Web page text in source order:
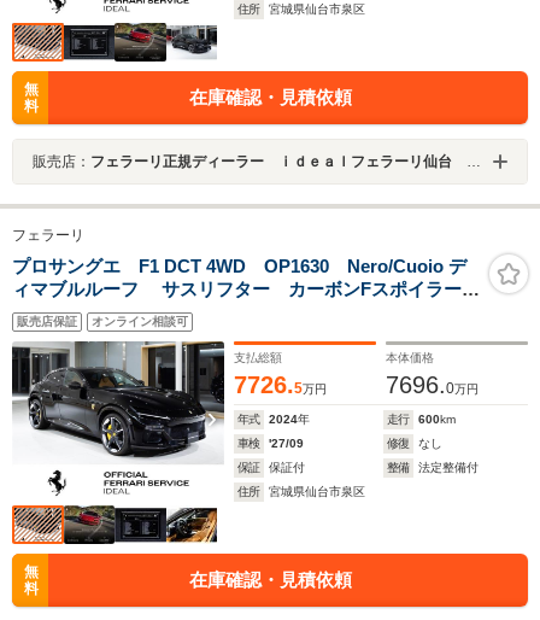
住所
宮城県仙台市泉区
無
料
在庫確認・見積依頼
販売店： フェラーリ正規ディーラー ｉｄｅａｌフェラーリ仙台 正規サービスセンター
フェラーリ
プロサングエ F1 DCT 4WD OP1630 Nero/Cuoio デ
ィマブルルーフ サスリフター カーボンFスポイラー/
リアデフューサー/アウターシル/ミラー/ドアパネル/シル
キック/クラスター/アッパートンネル LEDステア ダイ
ヤモンドカット鍛造
販売店保証 オンライン相談可
支払総額
7726.5万円
本体価格
7696.0万円
年式 2024年 走行 600km
車検
'27/09 修復
なし
保証
保証付 整備
法定整備付
住所
宮城県仙台市泉区
無
料
在庫確認・見積依頼